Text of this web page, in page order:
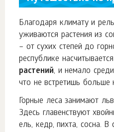
Благодаря климату и
уживаются растения из
– от сухих степей до
республике насчитывается
растений, и немало
что не встретишь больше
Горные леса занимают
Здесь главенствуют
ель, кедр, пихта, сосна. В